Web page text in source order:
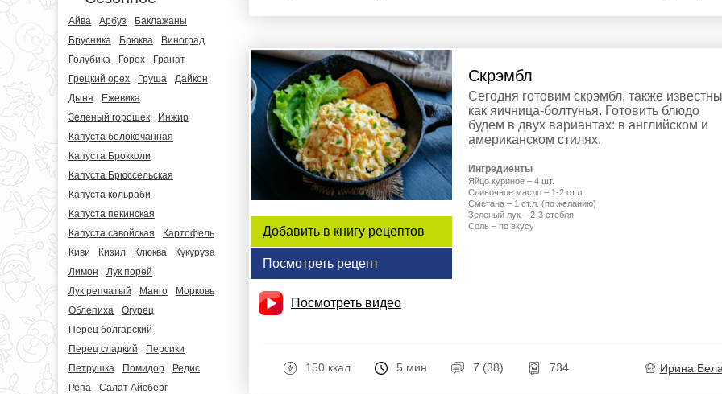
Айва Арбуз
Баклажаны
Брусника
Брюква
Виноград
Голубика
Горох
Гранат
Грецкий орех
Груша
Дайкон
Дыня
Ежевика
Зеленый горошек
Инжир
Капуста белокочанная
Капуста Брокколи
Капуста Брюссельская
Капуста кольраби
Капуста пекинская
Капуста савойская
Картофель
Киви
Кизил Клюква
Кукуруза
Лимон
Лук порей
Лук репчатый
Манго
Морковь
Облепиха
Огурец
Перец болгарский
Перец сладкий
Персики
Петрушка
Помидор
Редис
Репа
Салат Айсберг
Добавить в книгу рецептов
Посмотреть рецепт
Посмотреть видео
Скрэмбл
Сегодня готовим скрэмбл, также
как яичница-болтунья. Готовить блюдо
будем в двух вариантах: в английском и
американском стилях.
Ингредиенты
Яйцо куриное – 4 шт.
Сливочное масло – 1-2 ст.л.
Сметана – 1 ст.л. (по желанию)
Зеленый лук – 2-3 стебля
Соль – по вкусу
150 ккал 5 мин 7 (38) 734 Ирина